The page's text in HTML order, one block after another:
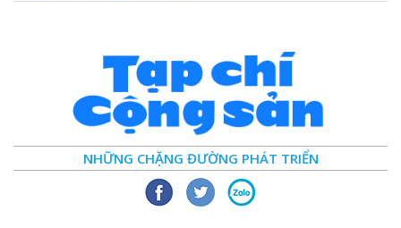
NHỮNG CHẶNG ĐƯỜNG PHÁT TRIỂN